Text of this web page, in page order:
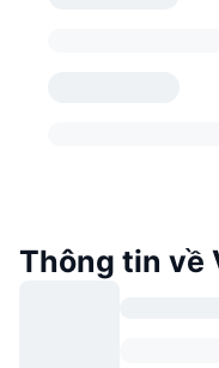
Thông tin về